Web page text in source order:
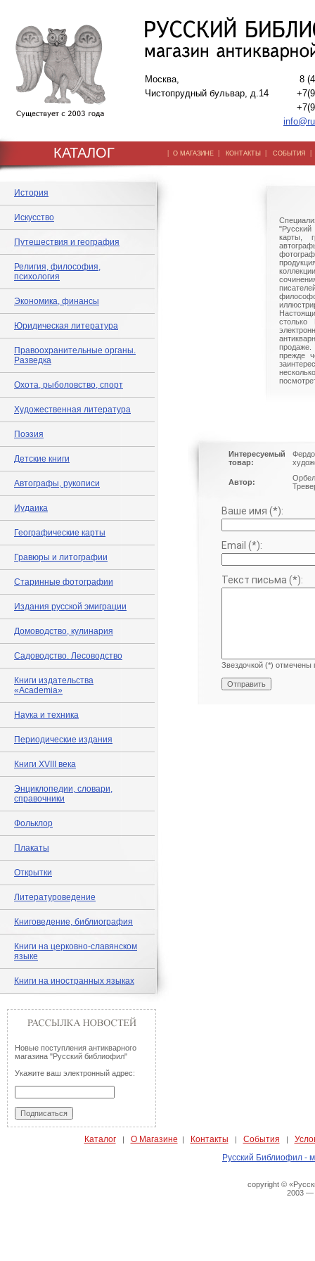
Москва,
Чистопрудный бульвар, д.14
8
КАТАЛОГ | О МАГАЗИНЕ | КОНТАКТЫ | СОБЫТИЯ
История
Искусство
Путешествия и география
Религия, философия,
психология
Экономика, финансы
Юридическая литература
Правоохранительные органы.
Разведка
Охота, рыболовство, спорт
Художественная литература
Поэзия
Детские книги
Автографы, рукописи
Иудаика
Географические карты
Гравюры и литографии
Старинные фотографии
Издания русской эмиграции
Домоводство, кулинария
Садоводство. Лесоводство
Книги издательства
«Academia»
Наука и техника
Периодические издания
Книги XVIII века
Энциклопедии, словари,
справочники
Фольклор
Плакаты
Открытки
Литературоведение
Книговедение, библиография
Книги на церковно-славянском
языке
Книги на иностранных языках
Новые поступления антикварного
магазина "Русский библиофил"
Укажите ваш электронный адрес:
"Русский
карты,
столько
прежде
Интересуемый
товар:
Автор:
Ваше имя (*):
Email (*):
Текст письма (*):
Звездочкой (*) отмечены
Каталог| О Магазине | Контакты | События |
Русский Библиофил -
copyright ©
2003 —